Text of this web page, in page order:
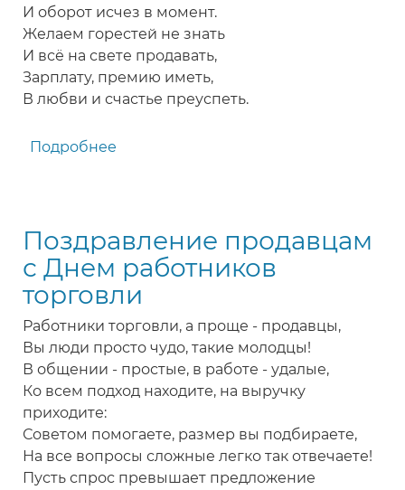
И оборот исчез в момент.
Желаем горестей не знать
И всё на свете продавать,
Зарплату, премию иметь,
В любви и счастье преуспеть.
Подробнее
Днём
торговли
продавцам
Поздравление продавцам
с Днем работников
торговли
Работники торговли, а проще - продавцы,
Вы люди просто чудо, такие молодцы!
В общении - простые, в работе - удалые,
Ко всем подход находите, на выручку
приходите:
Советом помогаете, размер вы подбираете,
На все вопросы сложные легко так отвечаете!
Пусть спрос превышает предложение